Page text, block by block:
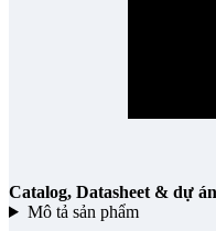
Catalog, Datasheet & dự án
Mô tả sản phẩm